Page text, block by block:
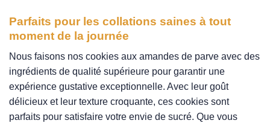
Parfaits pour les collations saines à tout
moment de la journée
Nous faisons nos cookies aux amandes de parve avec des
ingrédients de qualité supérieure pour garantir une
expérience gustative exceptionnelle. Avec leur goût
délicieux et leur texture croquante, ces cookies sont
parfaits pour satisfaire votre envie de sucré. Que vous